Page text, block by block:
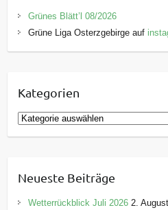
Grünes Blätt’l 08/2026
Grüne Liga Osterzgebirge auf
Kategorien
K
a
g
o
Neueste Beiträge
Wetterrückblick Juli 2026 2.